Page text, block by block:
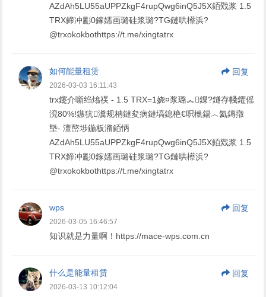
AZdAh5LU55aUPPZkgF4rupQwg6inQ5J5X銆戣浆 1.5
TRX鍗冲彲0鎵嬬画璐硅浆璐?TG鏈哄櫒浜?
@trxokokbothttps://t.me/xingtatrx
如何能量租赁 回复
2026-03-03 16:11:43
trx鑳介噺绉熻祦 - 1.5 TRX=1娆¤浆璐︽鏁?鐩存帴鑺傜
渷80%!鏃犺瀵规柟鏈夋病鏈塙鎴栬€呮槸鍚︿氦鏄撴
墍- 澶嶅埗鍦板潃銆怲
AZdAh5LU55aUPPZkgF4rupQwg6inQ5J5X銆戣浆 1.5
TRX鍗冲彲0鎵嬬画璐硅浆璐?TG鏈哄櫒浜?
@trxokokbothttps://t.me/xingtatrx
wps 回复
2026-03-05 16:46:57
知识就是力量啊！https://mace-wps.com.cn
什么是能量租赁 回复
2026-03-13 10:12:04